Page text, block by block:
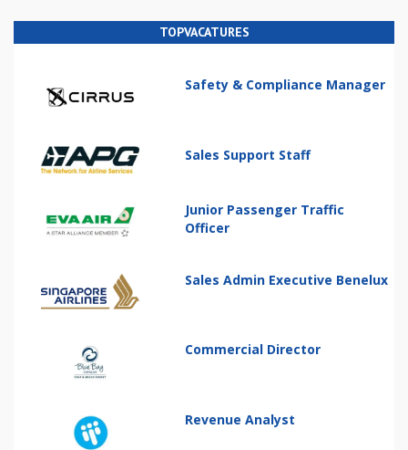
TOPVACATURES
Safety & Compliance Manager
Sales Support Staff
Junior Passenger Traffic
Officer
Sales Admin Executive Benelux
Commercial Director
Revenue Analyst